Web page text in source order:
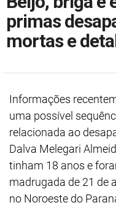
primas
mortas e
Informações
uma possível
relacionada ao
Dalva Melegari
tinham 18 anos e
madrugada de 21 de
no Noroeste do